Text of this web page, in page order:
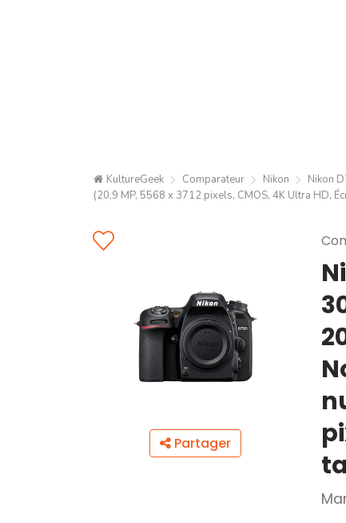
KultureGeek Comparateur Nikon
Nikon
(20,9 MP, 5568 x 3712 pixels, CMOS, 4K Ultra HD,
Partager